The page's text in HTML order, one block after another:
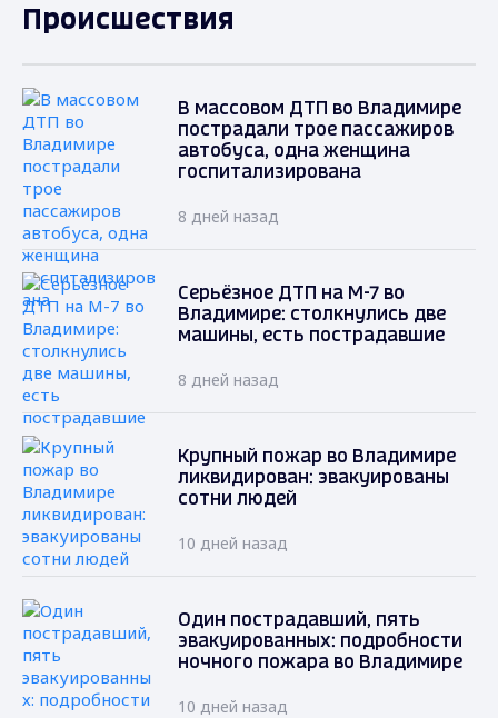
Происшествия
В массовом ДТП во Владимире
пострадали трое пассажиров
автобуса, одна женщина
госпитализирована
8 дней назад
Серьёзное ДТП на М-7 во
Владимире: столкнулись две
машины, есть пострадавшие
8 дней назад
Крупный пожар во Владимире
ликвидирован: эвакуированы
сотни людей
10 дней назад
Один пострадавший, пять
эвакуированных: подробности
ночного пожара во Владимире
10 дней назад